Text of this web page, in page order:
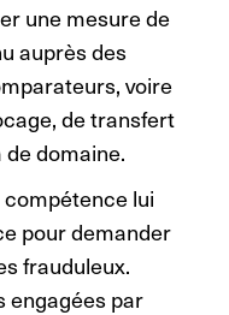
une mesure de
auprès des
voire
de transfert
de domaine.
compétence lui
pour demander
frauduleux.
engagées par